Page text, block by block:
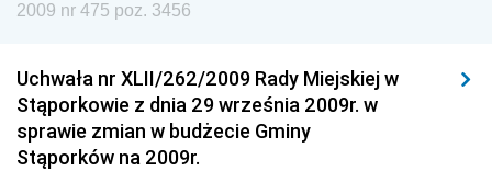
Dziennik Urzędowy Urzędu Patentowego
Dziennik Urzędowy Generalnej Dyrekcji Dróg
Krajowych i Autostrad
Dziennik Urzędowy Ministra Środowiska
2009 nr 475 poz. 3456
Uchwała nr XLII/262/2009 Rady Miejskiej w
Stąporkowie z dnia 29 września 2009r. w
sprawie zmian w budżecie Gminy
Stąporków na 2009r.